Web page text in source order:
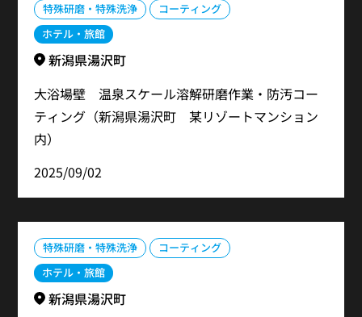
特殊研磨・特殊洗浄
コーティング
ホテル・旅館
新潟県湯沢町
大浴場壁 温泉スケール溶解研磨作業・防汚コー
ティング（新潟県湯沢町 某リゾートマンション
内）
2025/09/02
特殊研磨・特殊洗浄
コーティング
ホテル・旅館
新潟県湯沢町